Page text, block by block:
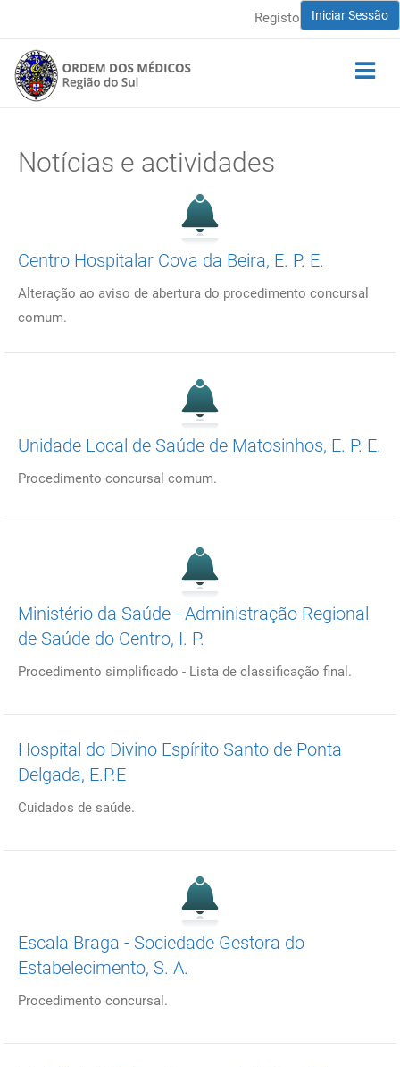
Iniciar Sessão
Registo
Notícias e actividades
Centro Hospitalar Cova da Beira, E. P. E.
Alteração ao aviso de abertura do procedimento concursal
comum.
Unidade Local de Saúde de Matosinhos, E. P. E.
Procedimento concursal comum.
Ministério da Saúde - Administração Regional
de Saúde do Centro, I. P.
Procedimento simplificado - Lista de classificação final.
Hospital do Divino Espírito Santo de Ponta
Delgada, E.P.E
Cuidados de saúde.
Escala Braga - Sociedade Gestora do
Estabelecimento, S. A.
Procedimento concursal.